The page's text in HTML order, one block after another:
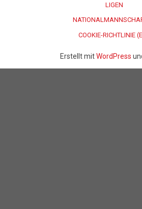
LIGEN
COOKIE-RICHTLINIE
Erstellt mitWordPress